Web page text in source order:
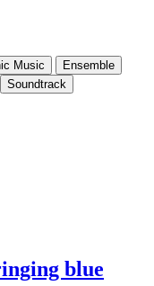
Music
Ensemble
Soundtrack
blue